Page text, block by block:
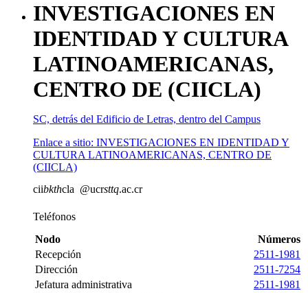
INVESTIGACIONES EN
IDENTIDAD Y CULTURA
LATINOAMERICANAS,
CENTRO DE (CIICLA)
SC, detrás del Edificio de Letras, dentro del Campus
Enlace a sitio: INVESTIGACIONES EN IDENTIDAD Y
CULTURA LATINOAMERICANAS, CENTRO DE
(CIICLA)
ciibkthcla @ucrsttq.ac.cr
Teléfonos
Nodo
Números
Recepción
2511-1981
Dirección
2511-7254
Jefatura administrativa
2511-1981